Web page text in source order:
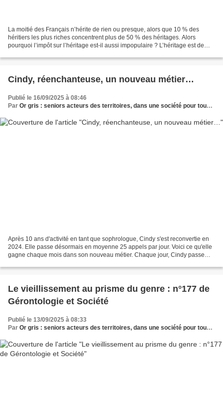
La moitié des Français n’hérite de rien ou presque, alors que 10 % des
héritiers les plus riches concentrent plus de 50 % des héritages. Alors
pourquoi l’impôt sur l’héritage est-il aussi impopulaire ? L’héritage est de
Cindy, réenchanteuse, un nouveau métier…
Publié le 16/09/2025 à 08:46
Par Or gris : seniors acteurs des territoires, dans une société pour tous les âges
Après 10 ans d'activité en tant que sophrologue, Cindy s'est reconvertie en
2024. Elle passe désormais en moyenne 25 appels par jour. Voici ce qu'elle
gagne chaque mois dans son nouveau métier. Chaque jour, Cindy passe
Le vieillissement au prisme du genre : n°177 de
Gérontologie et Société
Publié le 13/09/2025 à 08:33
Par Or gris : seniors acteurs des territoires, dans une société pour tous les âges